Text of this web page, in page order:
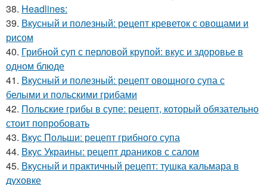
38. Headlines:
39. Вкусный и полезный: рецепт креветок с овощами и
рисом
40. Грибной суп с перловой крупой: вкус и здоровье в
одном блюде
41. Вкусный и полезный: рецепт овощного супа с
белыми и польскими грибами
42. Польские грибы в супе: рецепт, который обязательно
стоит попробовать
43. Вкус Польши: рецепт грибного супа
44. Вкус Украины: рецепт драников с салом
45. Вкусный и практичный рецепт: тушка кальмара в
духовке